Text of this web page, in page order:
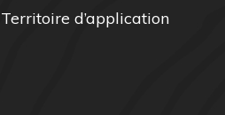
Territoire d’application